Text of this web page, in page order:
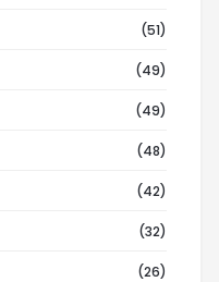
(51)
(49)
(49)
(48)
(42)
(32)
(26)